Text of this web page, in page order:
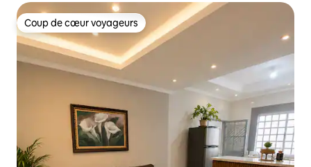
Coup de cœur voyageurs
Coup de cœur voyageurs